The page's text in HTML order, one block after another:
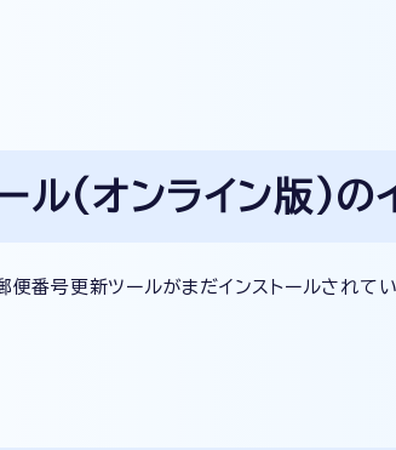
ル(オンライン版)の
便番号更新ツールがまだインストールされてい